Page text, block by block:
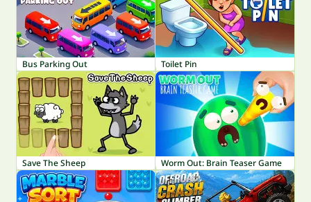
Bus Parking Out Toilet Pin
Save The Sheep Worm Out: Brain Teaser Game